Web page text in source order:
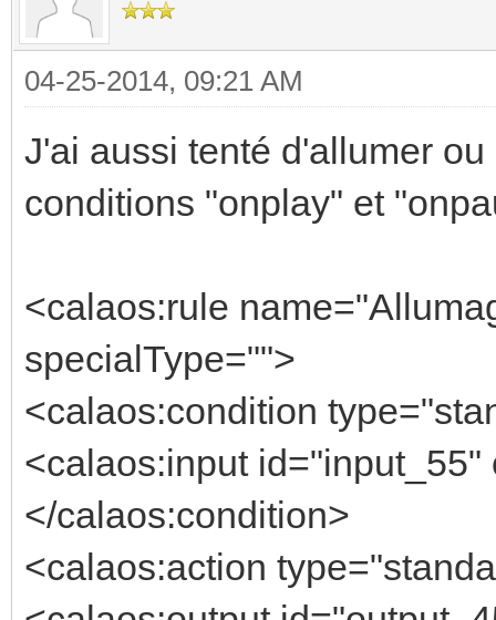
04-25-2014, 09:21 AM
J'ai aussi tenté d'allumer
conditions "onplay" et
<calaos:rule
specialType="">
<calaos:condition
<calaos:input
</calaos:condition>
<calaos:action